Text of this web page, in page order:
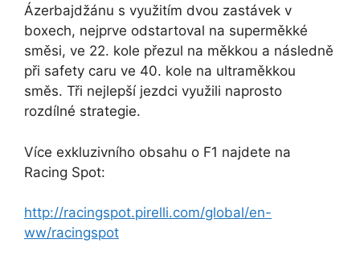
Ázerbajdžánu s využitím dvou zastávek v
boxech, nejprve odstartoval na superměkké
směsi, ve 22. kole přezul na měkkou a následně
při safety caru ve 40. kole na ultraměkkou
směs. Tři nejlepší jezdci využili naprosto
rozdílné strategie.
Více exkluzivního obsahu o F1 najdete na
Racing Spot:
http://racingspot.pirelli.com/global/en-
ww/racingspot